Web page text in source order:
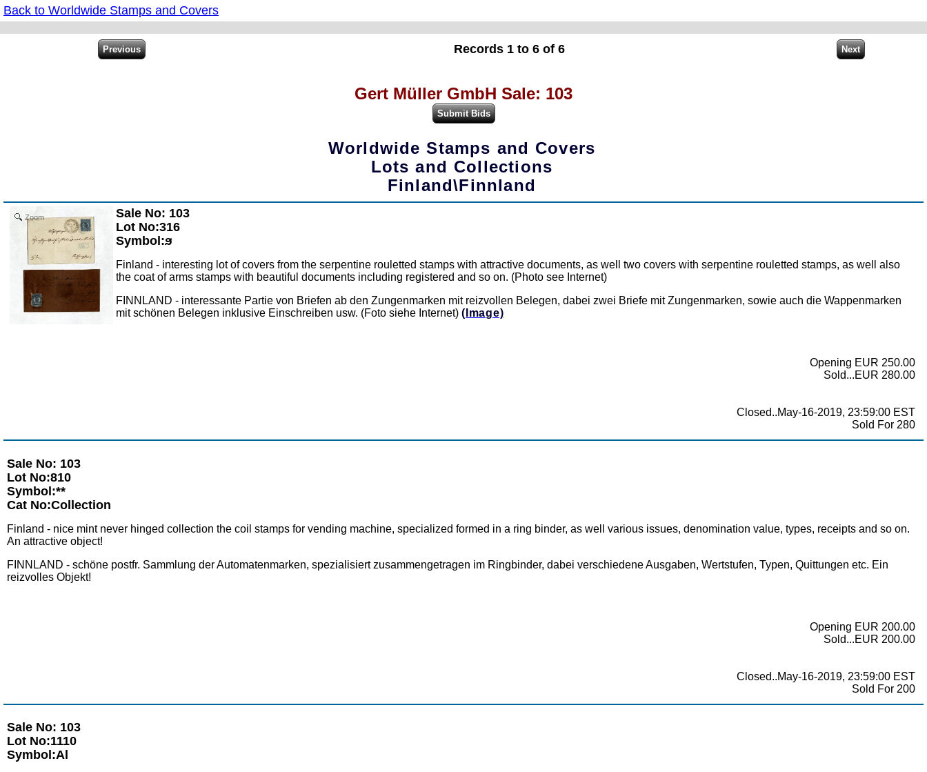
Back to Worldwide Stamps and Covers
Records 1 to 6 of 6
Gert Müller GmbH Sale: 103
Worldwide Stamps and Covers
Lots and Collections
Finland\Finnland
Zoom
Sale No: 103
Lot No:316
Symbol:ϧ
Finland - interesting lot of covers from the serpentine rouletted stamps with attractive documents, as well two covers with serpentine rouletted stamps, as well also
the coat of arms stamps with beautiful documents including registered and so on. (Photo see Internet)
FINNLAND - interessante Partie von Briefen ab den Zungenmarken mit reizvollen Belegen, dabei zwei Briefe mit Zungenmarken, sowie auch die Wappenmarken
mit schönen Belegen inklusive Einschreiben usw. (Foto siehe Internet) (Image)
Opening EUR 250.00
Sold...EUR 280.00
Closed..May-16-2019, 23:59:00 EST
Sold For 280
Sale No: 103
Lot No:810
Symbol:**
Cat No:Collection
Finland - nice mint never hinged collection the coil stamps for vending machine, specialized formed in a ring binder, as well various issues, denomination value, types, receipts and so on.
An attractive object!
FINNLAND - schöne postfr. Sammlung der Automatenmarken, spezialisiert zusammengetragen im Ringbinder, dabei verschiedene Ausgaben, Wertstufen, Typen, Quittungen etc. Ein
reizvolles Objekt!
Opening EUR 200.00
Sold...EUR 200.00
Closed..May-16-2019, 23:59:00 EST
Sold For 200
Sale No: 103
Lot No:1110
Symbol:Al